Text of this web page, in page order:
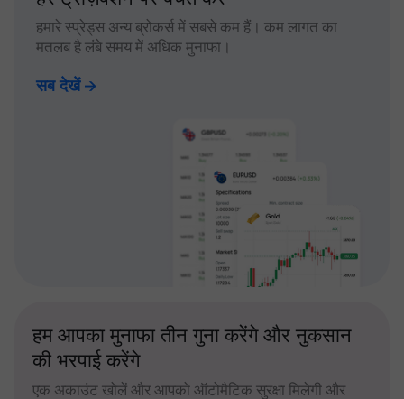
हमारे स्प्रेड्स अन्य ब्रोकर्स में सबसे कम हैं। कम लागत का
मतलब है लंबे समय में अधिक मुनाफा।
सब देखें
हम आपका मुनाफा तीन गुना करेंगे और नुकसान
की भरपाई करेंगे
एक अकाउंट खोलें और आपको ऑटोमैटिक सुरक्षा मिलेगी और